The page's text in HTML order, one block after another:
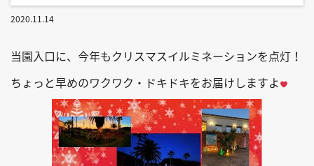
2020.11.14
当園入口に、今年もクリスマスイルミネーションを点灯！
ちょっと早めのワクワク・ドキドキをお届けしますよ